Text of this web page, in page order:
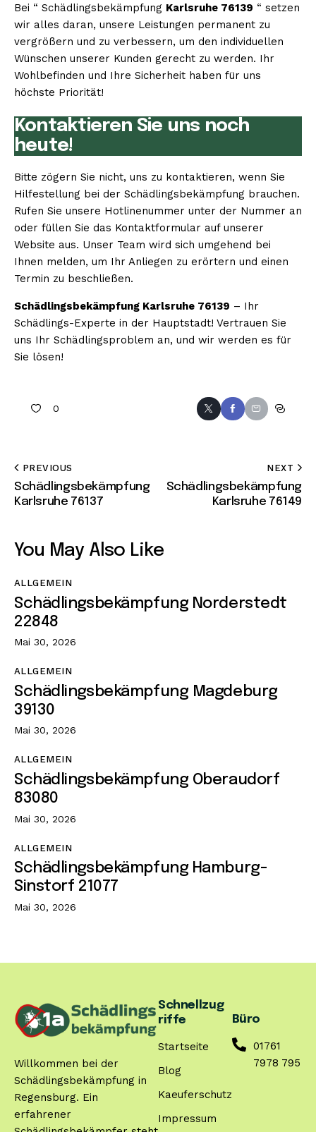
Bei “ Schädlingsbekämpfung Karlsruhe 76139 “ setzen
wir alles daran, unsere Leistungen permanent zu
vergrößern und zu verbessern, um den individuellen
Wünschen unserer Kunden gerecht zu werden. Ihr
Wohlbefinden und Ihre Sicherheit haben für uns
höchste Priorität!
Kontaktieren Sie uns noch
heute!
Bitte zögern Sie nicht, uns zu kontaktieren, wenn Sie
Hilfestellung bei der Schädlingsbekämpfung brauchen.
Rufen Sie unsere Hotlinenummer unter der Nummer an
oder füllen Sie das Kontaktformular auf unserer
Website aus. Unser Team wird sich umgehend bei
Ihnen melden, um Ihr Anliegen zu erörtern und einen
Termin zu beschließen.
Schädlingsbekämpfung Karlsruhe 76139 – Ihr
Schädlings-Experte in der Hauptstadt! Vertrauen Sie
uns Ihr Schädlingsproblem an, und wir werden es für
Sie lösen!
0
PREVIOUS
Schädlingsbekämpfung
Karlsruhe 76137
NEXT
Schädlingsbekämpfung
Karlsruhe 76149
You May Also Like
ALLGEMEIN
Schädlingsbekämpfung Norderstedt
22848
Mai 30, 2026
ALLGEMEIN
Schädlingsbekämpfung Magdeburg
39130
Mai 30, 2026
ALLGEMEIN
Schädlingsbekämpfung Oberaudorf
83080
Mai 30, 2026
ALLGEMEIN
Schädlingsbekämpfung Hamburg-
Sinstorf 21077
Mai 30, 2026
Willkommen bei der
Schädlingsbekämpfung in
Regensburg. Ein
erfahrener
Schnellzug
riffe
Startseite
Blog
Kaeuferschutz
Impressum
Büro
01761
7978 795